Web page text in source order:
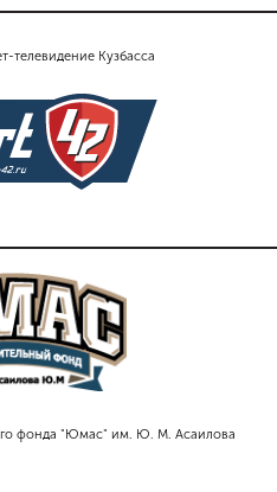
телевидение Кузбасса
фонда "Юмас" им. Ю. М. Асаилова